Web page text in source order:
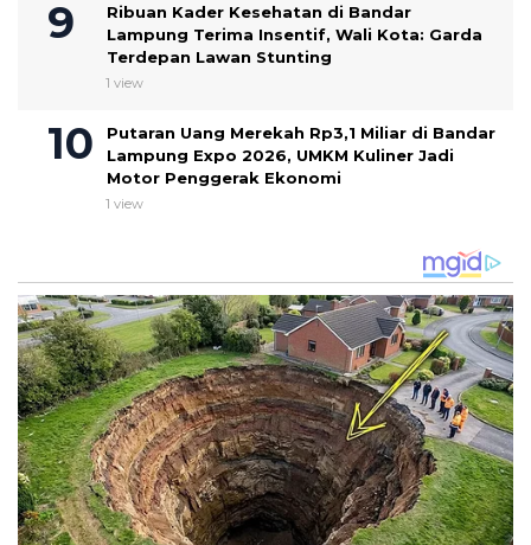
Ribuan Kader Kesehatan di Bandar
Lampung Terima Insentif, Wali Kota: Garda
Terdepan Lawan Stunting
1 view
Putaran Uang Merekah Rp3,1 Miliar di Bandar
Lampung Expo 2026, UMKM Kuliner Jadi
Motor Penggerak Ekonomi
1 view